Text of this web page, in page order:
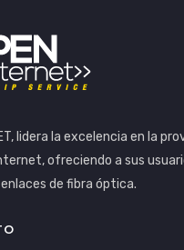
lidera la excelencia en la
ofreciendo a sus
de fibra óptica.